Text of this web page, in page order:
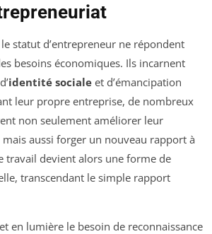
statut d’entrepreneur ne répondent
besoins économiques. Ils incarnent
identité sociale et d’émancipation
leur propre entreprise, de nombreux
non seulement améliorer leur
aussi forger un nouveau rapport à
travail devient alors une forme de
transcendant le simple rapport
en lumière le besoin de reconnaissance